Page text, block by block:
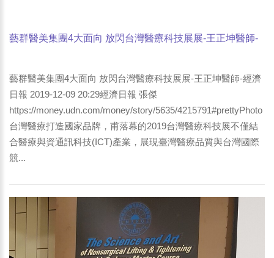
藝群醫美集團4大面向 放閃台灣醫療科技展展-王正坤醫師-
藝群醫美集團4大面向 放閃台灣醫療科技展展-王正坤醫師-經濟
日報 2019-12-09 20:29經濟日報 張傑
https://money.udn.com/money/story/5635/4215791#prettyPhoto
台灣醫療打造國家品牌，甫落幕的2019台灣醫療科技展不僅結
合醫療與資通訊科技(ICT)產業，展現臺灣醫療品質與台灣國際
競...